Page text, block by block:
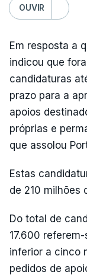
OUVIR
Em resposta a
indicou que
candidaturas
prazo para a
apoios
próprias e
que assolou
Estas
de 210 milhões
Do total de
17.600
inferior a cinco
pedidos de